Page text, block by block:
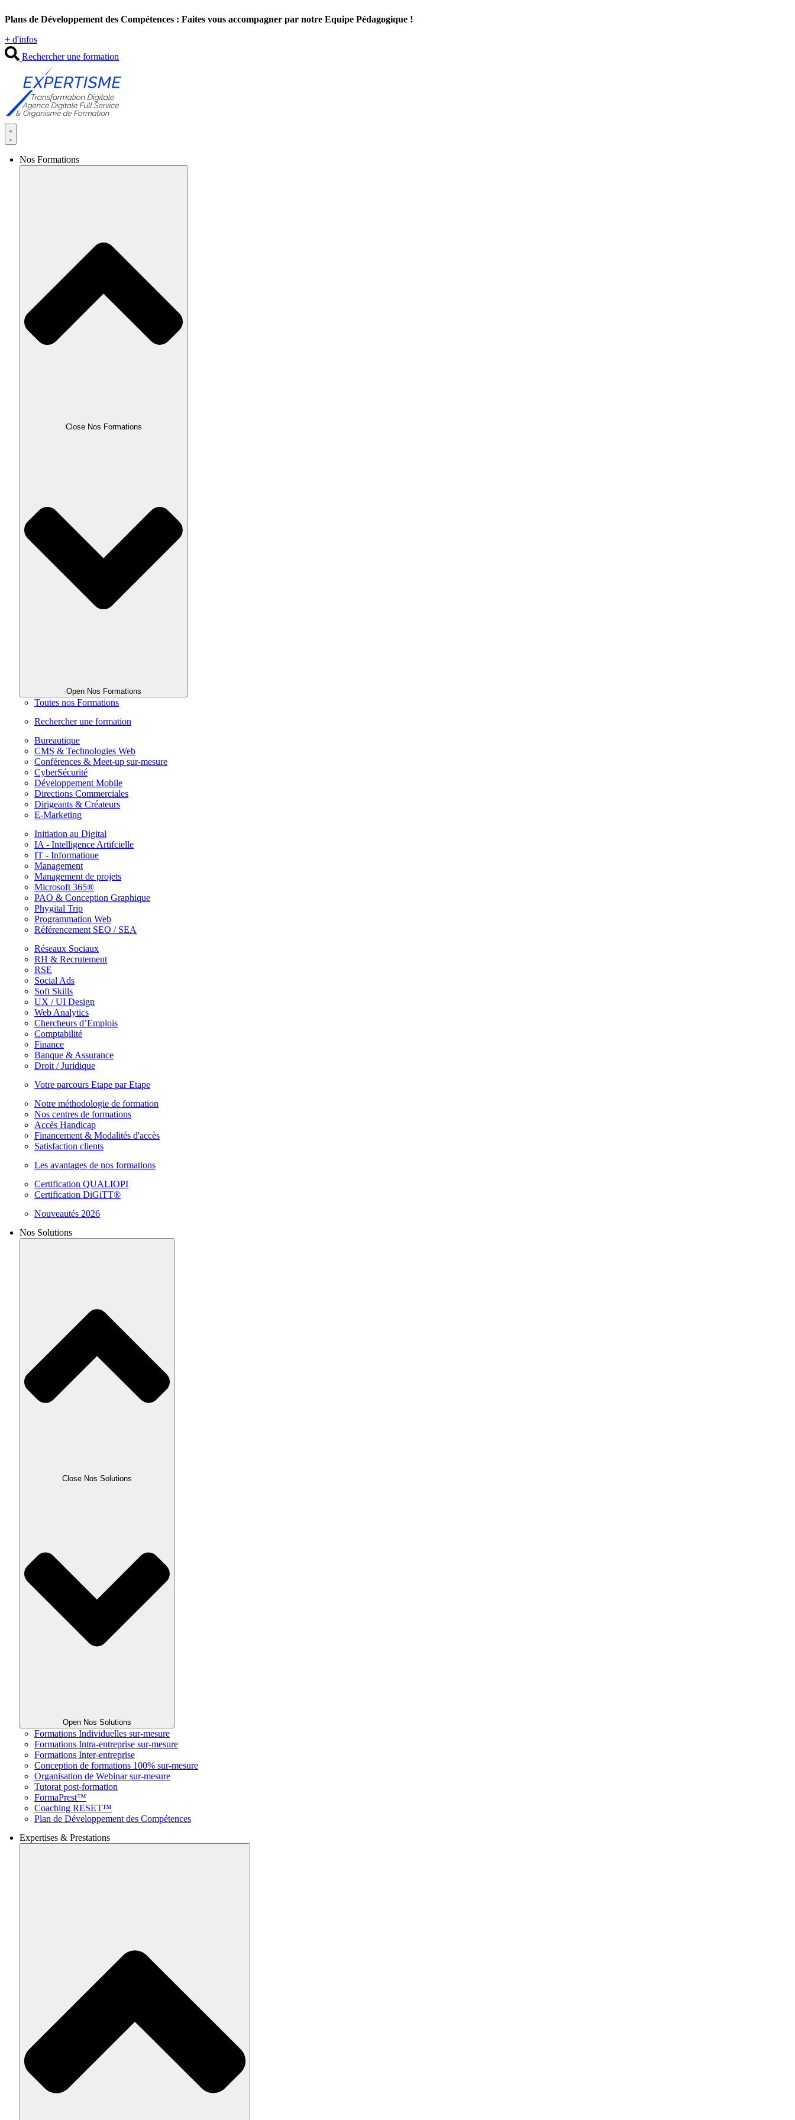
au
Plans de Développement des Compétences : Faites vous accompagner par notre Equipe Pédagogique !
+ d'infos
Rechercher une formation
Nos Formations
Close Nos Formations
Open Nos Formations
Toutes nos Formations
Rechercher une formation
Bureautique
CMS & Technologies Web
Conférences & Meet-up sur-mesure
CyberSécurité
Développement Mobile
Directions Commerciales
Dirigeants & Créateurs
E-Marketing
Initiation au Digital
IA - Intelligence Artifcielle
IT - Informatique
Management
Management de projets
Microsoft 365®
PAO & Conception Graphique
Phygital Trip
Programmation Web
Référencement SEO / SEA
Réseaux Sociaux
RH & Recrutement
RSE
Social Ads
Soft Skills
UX / UI Design
Web Analytics
Chercheurs d’Emplois
Comptabilité
Finance
Banque & Assurance
Droit / Juridique
Votre parcours Etape par Etape
Notre méthodologie de formation
Nos centres de formations
Accès Handicap
Financement & Modalités d'accès
Satisfaction clients
Les avantages de nos formations
Certification QUALIOPI
Certification DiGiTT®
Nouveautés 2026
Nos Solutions
Close Nos Solutions
Open Nos Solutions
Formations Individuelles sur-mesure
Formations Intra-entreprise sur-mesure
Formations Inter-entreprise
Conception de formations 100% sur-mesure
Organisation de Webinar sur-mesure
Tutorat post-formation
FormaPrest™
Coaching RESET™
Plan de Développement des Compétences
Expertises & Prestations